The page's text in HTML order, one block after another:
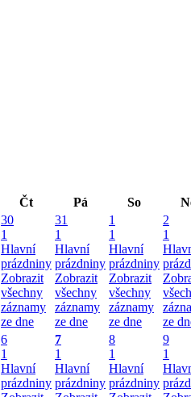
Čt Pá So
30
1
Hlavní
prázdniny
Zobrazit
všechny
záznamy
ze dne
31
1
Hlavní
prázdniny
Zobrazit
všechny
záznamy
ze dne
1
1
Hlavní
prázdniny
Zobrazit
všechny
záznamy
ze dne
2
1
ze
6
1
Hlavní
prázdniny
7
1
Hlavní
prázdniny
8
1
Hlavní
prázdniny
9
1